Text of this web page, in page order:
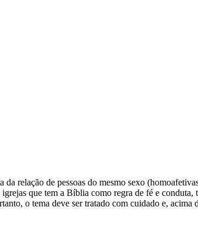
relação de pessoas do mesmo sexo
que tem a Bíblia como regra de fé e
o tema deve ser tratado com cuidado e, acima